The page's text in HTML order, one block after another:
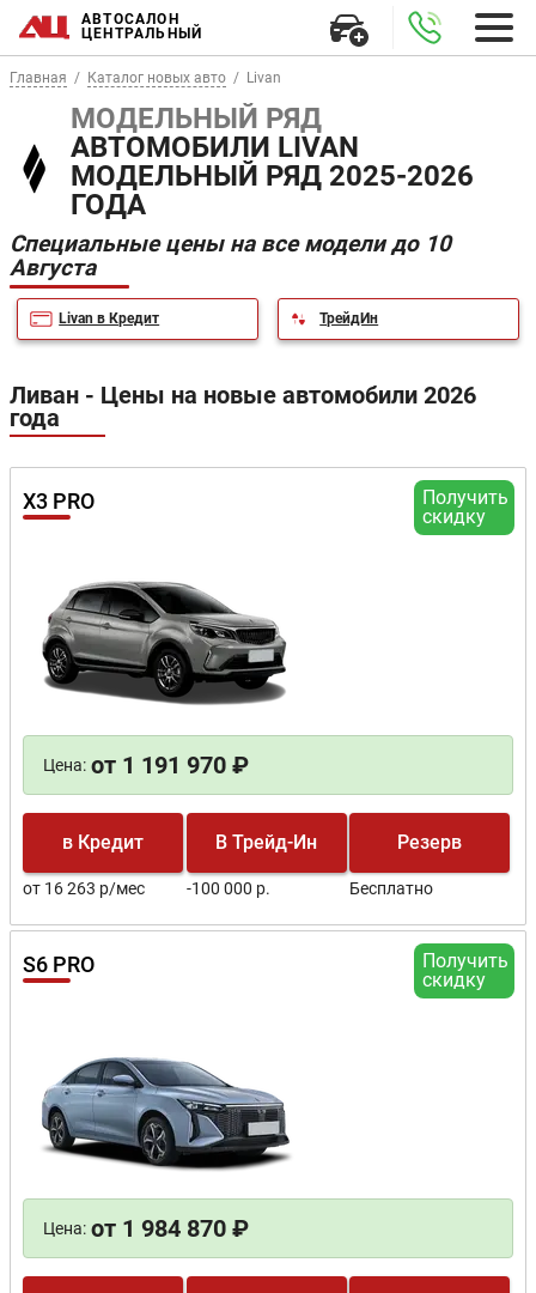
АВТОСАЛОН
ЦЕНТРАЛЬНЫЙ
Главная Каталог новых авто Livan
МОДЕЛЬНЫЙ РЯД
АВТОМОБИЛИ LIVAN
МОДЕЛЬНЫЙ РЯД 2025-2026
ГОДА
Специальные цены на все модели до 10
Августа
Livan в Кредит ТрейдИн
Ливан - Цены на новые автомобили 2026
года
Получить
скидку
X3 PRO
Цена: от 1 191 970 ₽
в Кредит
от 16 263 р/мес
В Трейд-Ин
-100 000 р.
Резерв
Бесплатно
Получить
скидку
S6 PRO
Цена: от 1 984 870 ₽